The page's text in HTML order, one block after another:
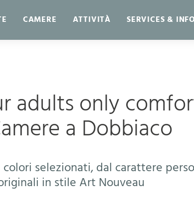
CAMERE ATTIVITÀ SERVICES &
adults only
a Dobbiaco
colori selezionati, dal carattere
in stile Art Nouveau